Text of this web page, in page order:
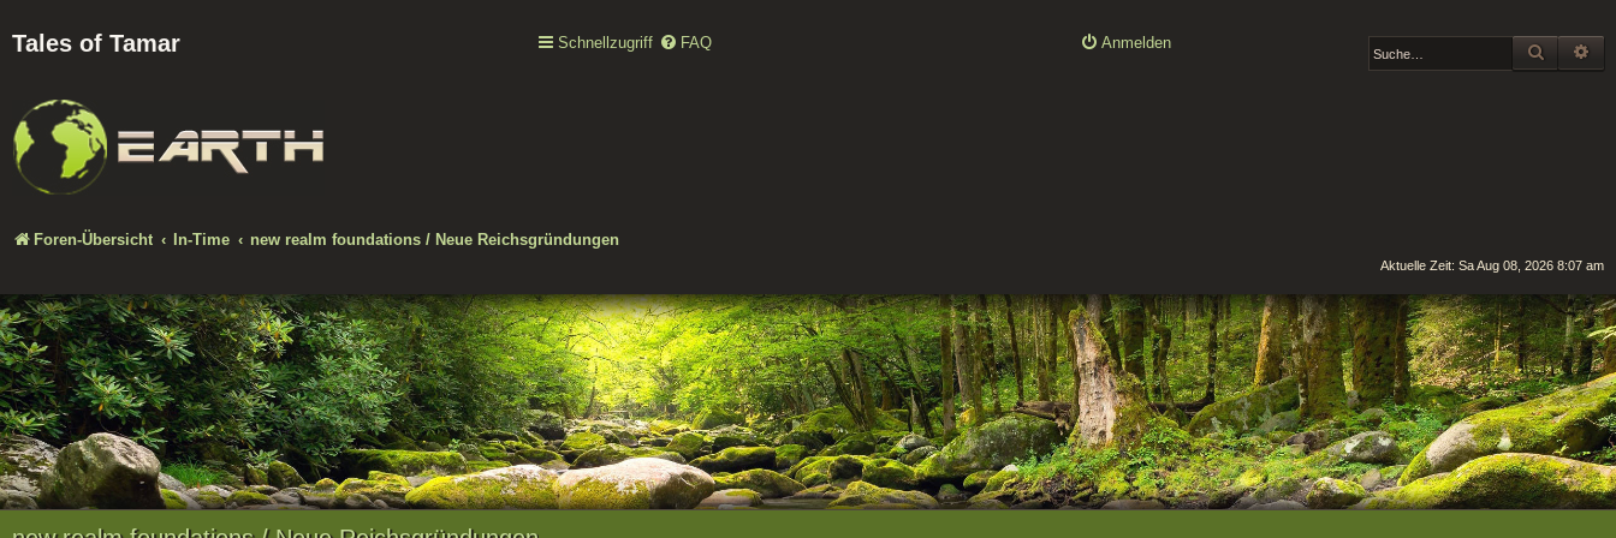
Tales of Tamar Schnellzugriff FAQ Anmelden SUCHE
Foren-Übersicht In-Time new realm foundations / Neue Reichsgründungen
Aktuelle Zeit: Sa Aug 08, 2026 8:07 am